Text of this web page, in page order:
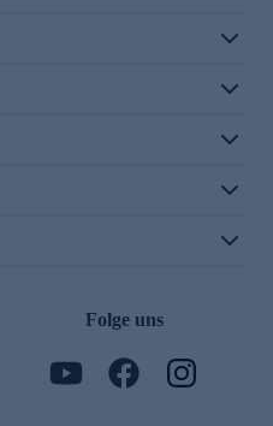
Folge uns